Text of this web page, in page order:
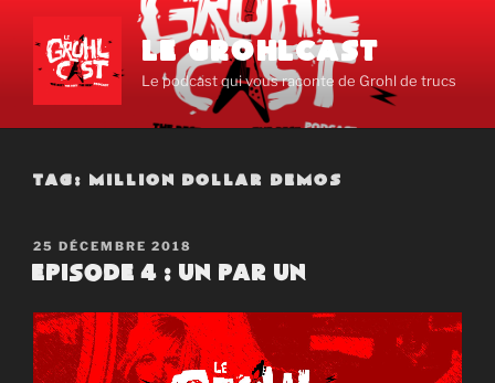
contenu
principal
LE GROHLCAST
Le podcast qui vous raconte de Grohl de trucs
TAG: MILLION DOLLAR DEMOS
PUBLIÉ
LE
25 DÉCEMBRE 2018
Episode 4 : Un par un